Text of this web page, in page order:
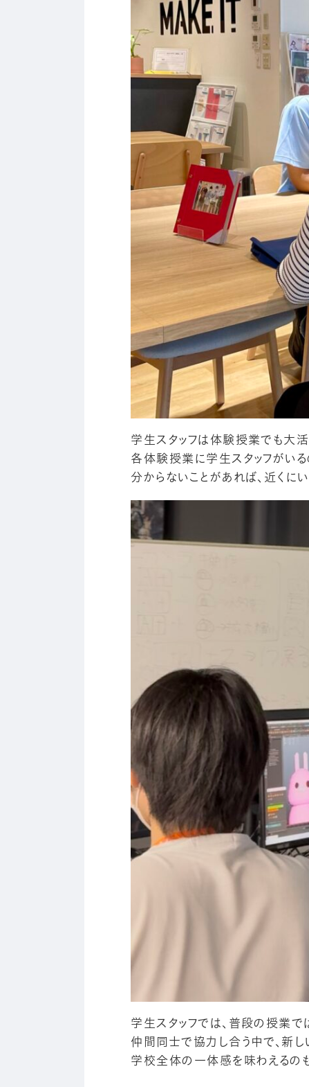
学生スタッフは体験授業でも大活
各体験授業に学生スタッフがい
分からないことがあれば、近くに
学生スタッフでは、普段の授業
仲間同士で協力し合う中で、新
学校全体の一体感を味わえるのも